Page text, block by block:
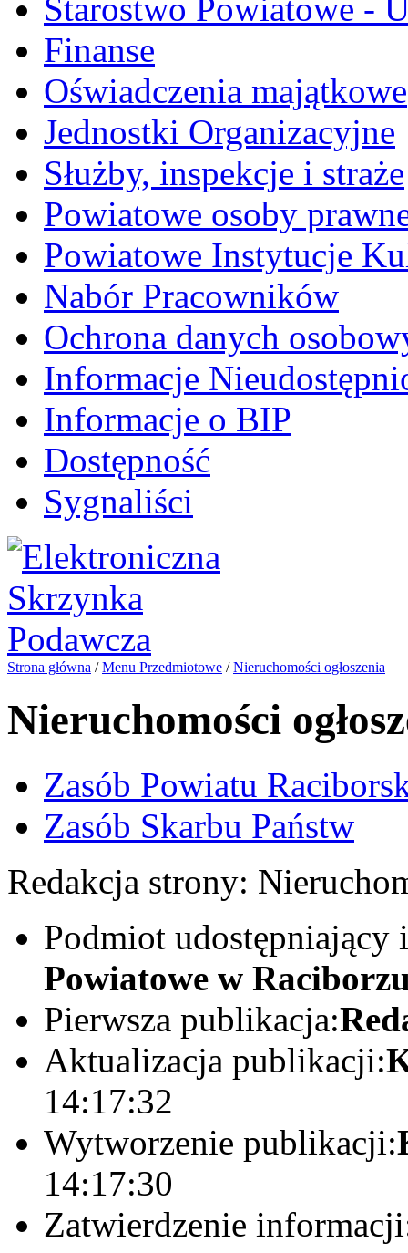
Starostwo Powiatowe -
Finanse
Oświadczenia majątkowe
Jednostki Organizacyjne
Służby, inspekcje i straże
Powiatowe osoby
Powiatowe Instytucje
Nabór Pracowników
Ochrona danych
Informacje
Informacje o BIP
Dostępność
Sygnaliści
Strona główna /Menu Przedmiotowe /Nieruchomości ogłoszenia
Nieruchomości
Zasób Powiatu
Zasób Skarbu Państw
Redakcja strony:
Podmiot udostępniający
Powiatowe w
Pierwsza publikacja:
Aktualizacja publikacji:
14:17:32
Wytworzenie publikacji:
14:17:30
Zatwierdzenie